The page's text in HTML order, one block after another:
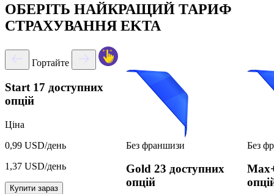
ОБЕРІТЬ НАЙКРАЩИЙ ТАРИФ
СТРАХУВАННЯ EKTA
Гортайте
Start 17 доступних
опцій
Ціна
0,99 USD/день
1,37 USD/день
Купити зараз
Без франшизи
Gold 23 доступних
опцій
Без